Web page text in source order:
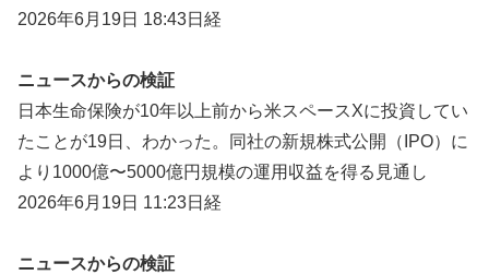
2026年6月19日 18:43日経
ニュースからの検証
日本生命保険が10年以上前から米スペースXに投資してい
たことが19日、わかった。同社の新規株式公開（IPO）に
より1000億〜5000億円規模の運用収益を得る見通し
2026年6月19日 11:23日経
ニュースからの検証